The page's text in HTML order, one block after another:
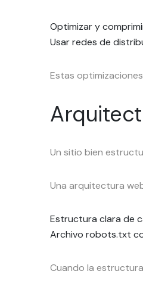
Optimizar y
Usar redes de
Estas
Un sitio bien
Una arquitectura
Estructura clara de
Archivo robots.txt
Cuando la